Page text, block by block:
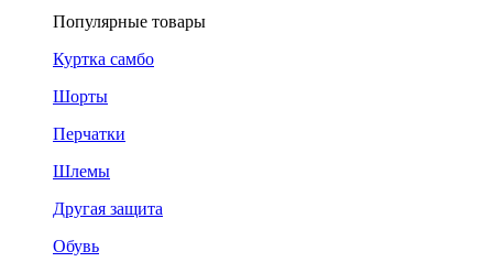
Популярные товары
Куртка самбо
Шорты
Перчатки
Шлемы
Другая защита
Обувь